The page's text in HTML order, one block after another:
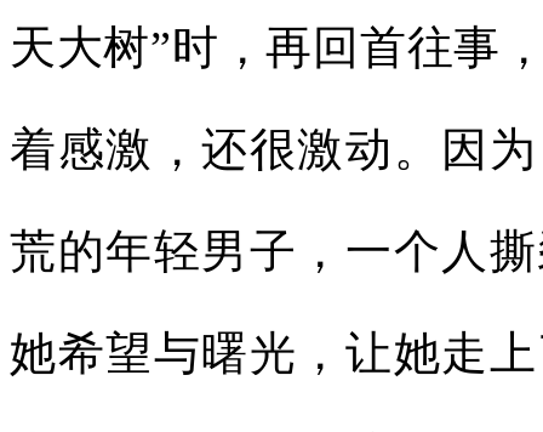
天大树”时，再回首往事
着感激，还很激动。因
荒的年轻男子，一个人
她希望与曙光，让她走